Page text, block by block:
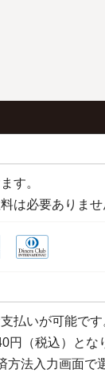
す。
は必要ありませ
払いが可能です
円（税込）とな
方法入力画面で